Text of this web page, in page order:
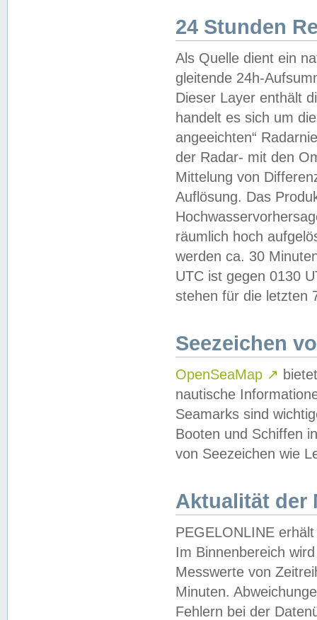
24 Stunden
Als Quelle dient ein
gleitende 24h-
Dieser Layer enthält
handelt es sich um
angeeichten“
der Radar- mit den
Mittelung von
Auflösung. Das
räumlich hoch
werden ca. 30
UTC ist gegen 0130
stehen für die letzten
Seezeichen
OpenSeaMap ↗
nautische
Seamarks sind
Booten und Schiffen
von Seezeichen wie
Aktualität der
PEGELONLINE
Im Binnenbereich
Messwerte von
Minuten.
Fehlern bei der